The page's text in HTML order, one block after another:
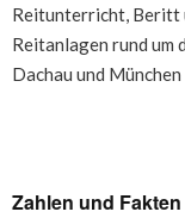
Reitunterricht, Beritt
Reitanlagen rund um
Dachau und München
Zahlen und Fakten